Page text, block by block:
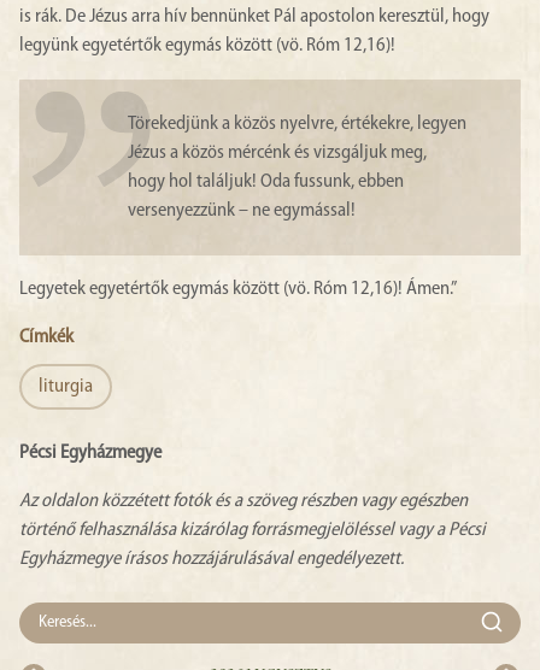
is rák. De Jézus arra hív bennünket Pál apostolon keresztül, hogy
legyünk egyetértők egymás között (vö. Róm 12,16)!
Törekedjünk a közös nyelvre, értékekre, legyen
Jézus a közös mércénk és vizsgáljuk meg,
hogy hol találjuk! Oda fussunk, ebben
versenyezzünk – ne egymással!
Legyetek egyetértők egymás között (vö. Róm 12,16)! Ámen.”
Címkék
liturgia
Pécsi Egyházmegye
Az oldalon közzétett fotók és a szöveg részben vagy egészben
történő felhasználása kizárólag forrásmegjelöléssel vagy a Pécsi
Egyházmegye írásos hozzájárulásával engedélyezett.